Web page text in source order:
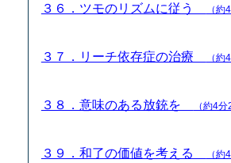
３６．ツモのリズムに従う （約
３７．リーチ依存症の治療 （約
３８．意味のある放銃を （約4分
３９．和了の価値を考える （約